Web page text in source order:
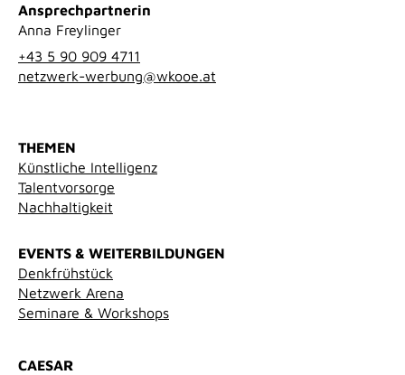
Ansprechpartnerin
Anna Freylinger
+43 5 90 909 4711
netzwerk-werbung@wkooe.at
THEMEN
Künstliche Intelligenz
Talentvorsorge
Nachhaltigkeit
EVENTS & WEITERBILDUNGEN
Denkfrühstück
Netzwerk Arena
Seminare & Workshops
CAESAR